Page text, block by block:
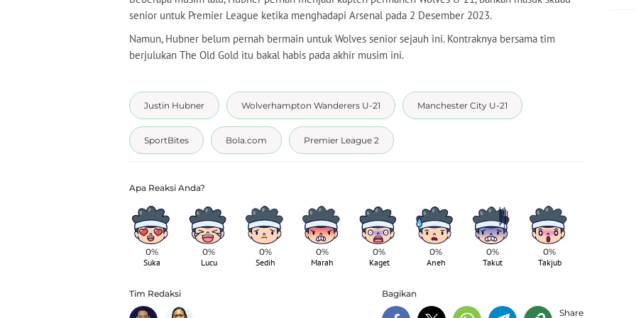
senior untuk Premier League ketika menghadapi Arsenal pada 2 Desember 2023.
Namun, Hubner belum pernah bermain untuk Wolves senior sejauh ini. Kontraknya bersama tim
berjulukan The Old Gold itu bakal habis pada akhir musim ini.
Justin Hubner Wolverhampton Wanderers U-21 Manchester City U-21
SportBites Bola.com Premier League 2
0%
Suka
0%
Lucu
0%
Sedih
0%
Marah
0%
Kaget
0%
Aneh
0%
Takut
0%
Takjub
Tim Redaksi Bagikan